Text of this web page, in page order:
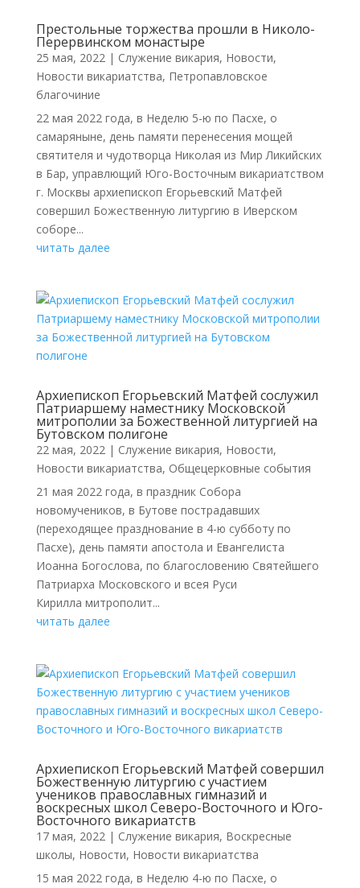
Престольные торжества прошли в Николо-
Перервинском монастыре
25 мая, 2022| Cлужение викария, Новости,
Новости викариатства, Петропавловское
благочиние
22 мая 2022 года, в Неделю 5-ю по Пасхе, о
самаряныне, день памяти перенесения мощей
святителя и чудотворца Николая из Мир Ликийских
в Бар, управлющий Юго-Восточным викариатством
г. Москвы архиепископ Егорьевский Матфей
совершил Божественную литургию в Иверском
соборе...
читать далее
Архиепископ Егорьевский Матфей сослужил
Патриаршему наместнику Московской
митрополии за Божественной литургией на
Бутовском полигоне
22 мая, 2022| Cлужение викария, Новости,
Новости викариатства, Общецерковные события
21 мая 2022 года, в праздник Собора
новомучеников, в Бутове пострадавших
(переходящее празднование в 4-ю субботу по
Пасхе), день памяти апостола и Евангелиста
Иоанна Богослова, по благословению Святейшего
Патриарха Московского и всея Руси
Кирилла митрополит...
читать далее
Архиепископ Егорьевский Матфей совершил
Божественную литургию с участием
учеников православных гимназий и
воскресных школ Северо-Восточного и Юго-
Восточного викариатств
17 мая, 2022| Cлужение викария, Воскресные
школы, Новости, Новости викариатства
15 мая 2022 года, в Неделю 4-ю по Пасхе, о